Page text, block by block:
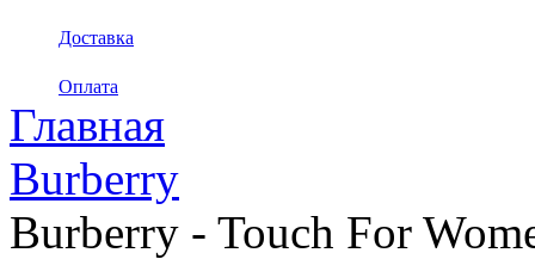
Доставка
Оплата
Главная
Burberry
Burberry - Touch For